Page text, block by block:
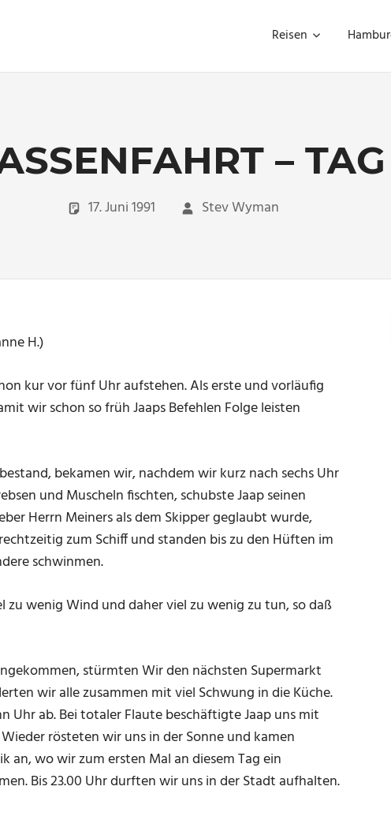
Reisen
–
17. Juni 1991 Stev Wyman
H.)
kur vor fünf Uhr aufstehen. Als erste und vorläufig
wir schon so früh Jaaps Befehlen Folge leisten
bekamen wir, nachdem wir kurz nach sechs Uhr
und Muscheln fischten, schubste Jaap seinen
Herrn Meiners als dem Skipper geglaubt wurde,
zum Schiff und standen bis zu den Hüften im
schwinmen.
wenig Wind und daher viel zu wenig zu tun, so daß
stürmten Wir den nächsten Supermarkt
wir alle zusammen mit viel Schwung in die Küche.
ab. Bei totaler Flaute beschäftigte Jaap uns mit
rösteten wir uns in der Sonne und kamen
an, wo wir zum ersten Mal an diesem Tag ein
Bis 23.00 Uhr durften wir uns in der Stadt aufhalten.